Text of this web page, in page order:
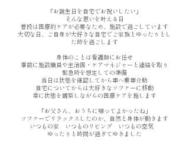
「お誕生日を自宅でお祝いしたい」
そんな思いを叶える日
普段は医療的ケアが必要なため、施設で過ごしています
大切な日、ご自身が大好きな 自宅でご家族とゆったりとし
た時を過ごします
身体のことは看護師にお任せ
事前に施設職員や主治医・ケアマネジャーと連絡を取り
緊急時を想定しての準備
当日は状態を確認してから車へ乗車介助
自宅についてからは大好きなソファーに移動
常に状態を観察しながらの医療ケアを施します
「お父さん、おうちに帰ってよかったね」
ソファーでリラックスしたのか、自然と身体が動きます
いつもの家 いつものリビング いつもの空気
ゆったりと時間が過ぎてゆきました